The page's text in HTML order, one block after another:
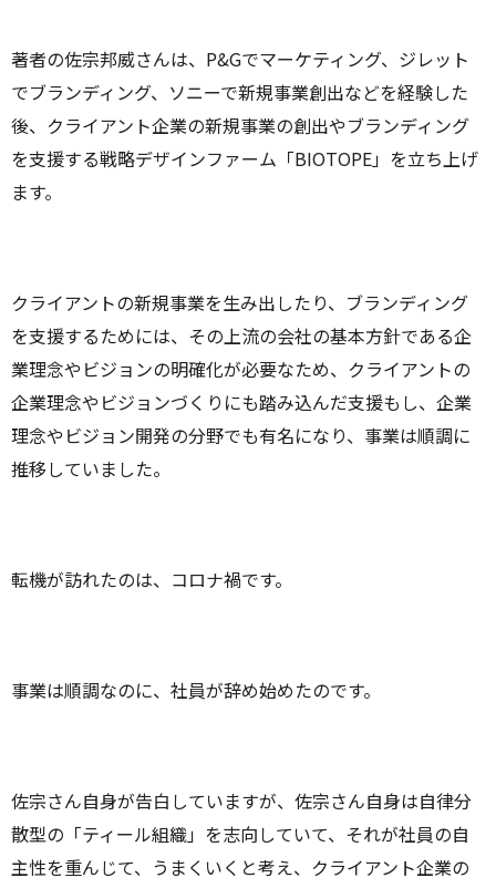
著者の佐宗邦威さんは、P&Gでマーケティング、ジレット
でブランディング、ソニーで新規事業創出などを経験した
後、クライアント企業の新規事業の創出やブランディング
を支援する戦略デザインファーム「BIOTOPE」を立ち上げ
ます。
クライアントの新規事業を生み出したり、ブランディング
を支援するためには、その上流の会社の基本方針である企
業理念やビジョンの明確化が必要なため、クライアントの
企業理念やビジョンづくりにも踏み込んだ支援もし、企業
理念やビジョン開発の分野でも有名になり、事業は順調に
推移していました。
転機が訪れたのは、コロナ禍です。
事業は順調なのに、社員が辞め始めたのです。
佐宗さん自身が告白していますが、佐宗さん自身は自律分
散型の「ティール組織」を志向していて、それが社員の自
主性を重んじて、うまくいくと考え、クライアント企業の